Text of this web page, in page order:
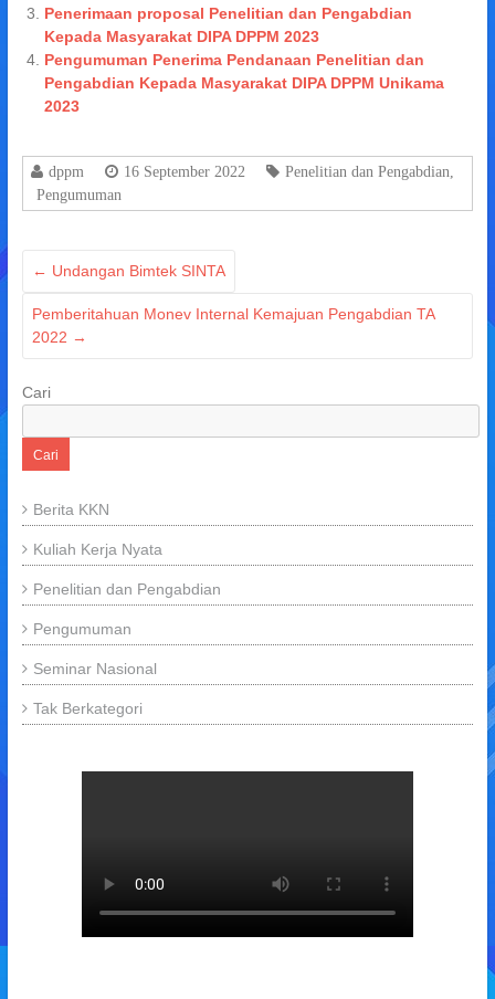
Penerimaan proposal Penelitian dan Pengabdian
Kepada Masyarakat DIPA DPPM 2023
Pengumuman Penerima Pendanaan Penelitian dan
Pengabdian Kepada Masyarakat DIPA DPPM Unikama
2023
dppm 16 September 2022 Penelitian dan Pengabdian
Pengumuman
← Undangan Bimtek SINTA
Pemberitahuan Monev Internal Kemajuan Pengabdian TA
2022 →
Cari
Cari
Berita KKN
Kuliah Kerja Nyata
Penelitian dan Pengabdian
Pengumuman
Seminar Nasional
Tak Berkategori